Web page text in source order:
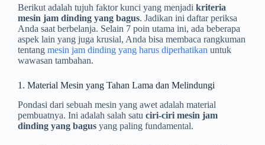
Berikut adalah tujuh faktor kunci yang menjadi kriteria
mesin jam dinding yang bagus. Jadikan ini daftar periksa
Anda saat berbelanja. Selain 7 poin utama ini, ada beberapa
aspek lain yang juga krusial, Anda bisa membaca rangkuman
tentang mesin jam dinding yang harus diperhatikan untuk
wawasan tambahan.
1. Material Mesin yang Tahan Lama dan Melindungi
Pondasi dari sebuah mesin yang awet adalah material
pembuatnya. Ini adalah salah satu ciri-ciri mesin jam
dinding yang bagus yang paling fundamental.